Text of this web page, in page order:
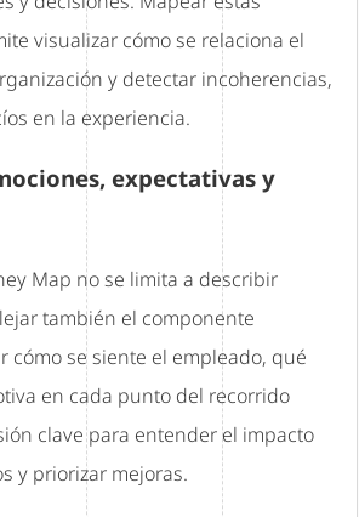
visualizar cómo se relaciona el
y detectar incoherencias,
en la experiencia.
expectativas y
Map no se limita a describir
también el componente
cómo se siente el empleado, qué
en cada punto del recorrido
clave para entender el impacto
y priorizar mejoras.